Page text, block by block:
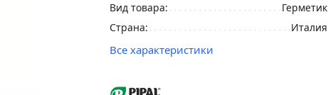
Вид товара:
Герметик
Страна:
Италия
Все характеристики